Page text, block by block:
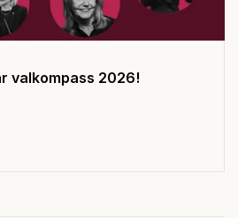
valkompass 2026!